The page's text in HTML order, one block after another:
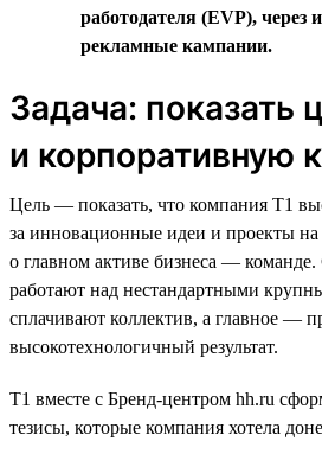
работодателя (EVP), через
рекламные кампании.
Задача: показать
и корпоративную
Цель — показать, что компания T1
за инновационные идеи и проекты
о главном активе бизнеса —
работают над нестандартными
сплачивают коллектив, а главное —
высокотехнологичный результат.
T1 вместе с Бренд-центром hh.ru
тезисы, которые компания хотела